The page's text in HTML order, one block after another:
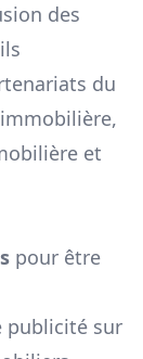
des
du
et
pour être
publicité sur